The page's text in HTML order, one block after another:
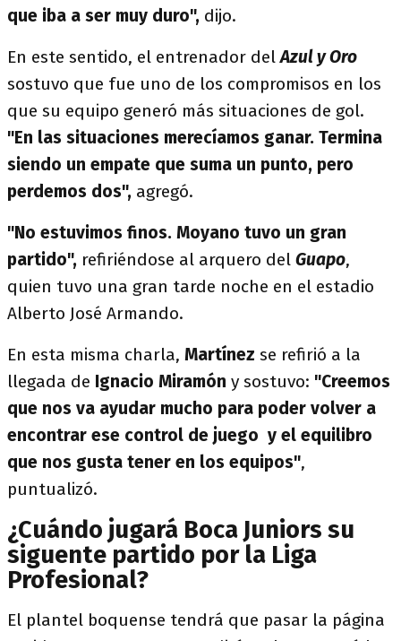
que iba a ser muy duro", dijo.
En este sentido, el entrenador delAzul y Oro
sostuvo que fue uno de los compromisos en los
que su equipo generó más situaciones de gol.
"En las situaciones merecíamos ganar. Termina
siendo un empate que suma un punto, pero
perdemos dos", agregó.
"No estuvimos finos. Moyano tuvo un gran
partido", refiriéndose al arquero del Guapo,
quien tuvo una gran tarde noche en el estadio
Alberto José Armando.
En esta misma charla, Martínez se refirió a la
llegada de Ignacio Miramón y sostuvo: "Creemos
que nos va ayudar mucho para poder volver a
encontrar ese control de juego y el equilibro
que nos gusta tener en los equipos",
puntualizó.
¿Cuándo jugará Boca Juniors su
siguente partido por la Liga
Profesional?
El plantel boquense tendrá que pasar la página